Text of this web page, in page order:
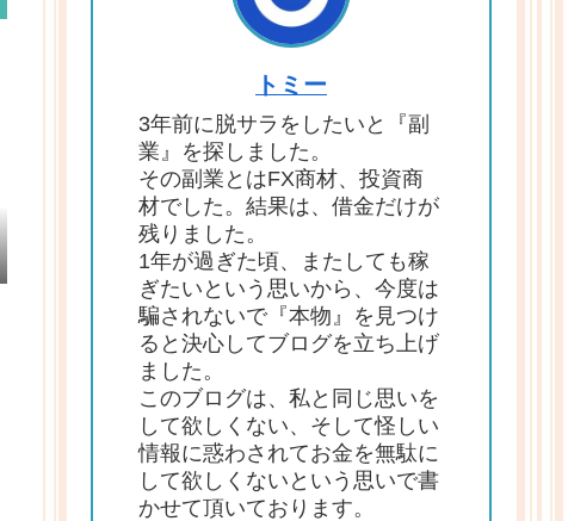
トミー
3年前に脱サラをしたいと『副
業』を探しました。
その副業とはFX商材、投資商
材でした。結果は、借金だけが
残りました。
1年が過ぎた頃、またしても稼
ぎたいという思いから、今度は
騙されないで『本物』を見つけ
ると決心してブログを立ち上げ
ました。
このブログは、私と同じ思いを
して欲しくない、そして怪しい
情報に惑わされてお金を無駄に
して欲しくないという思いで書
かせて頂いております。